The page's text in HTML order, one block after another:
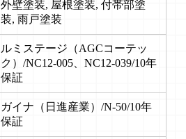
外壁塗装, 屋根塗装, 付帯部塗
装, 雨戸塗装
ルミステージ（AGCコーテッ
ク）/NC12-005、NC12-039/10年
保証
ガイナ（日進産業）/N-50/10年
保証